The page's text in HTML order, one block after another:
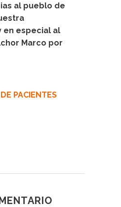
al pueblo de
en especial al
Marco por
PACIENTES